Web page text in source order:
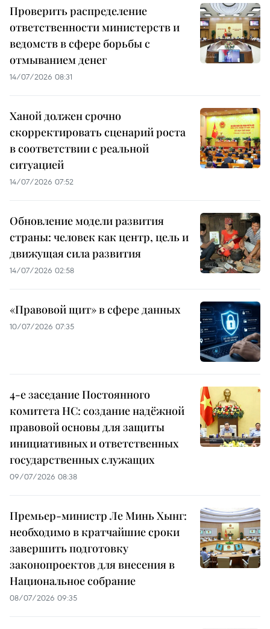
Проверить распределение
ответственности министерств и
ведомств в сфере борьбы с
отмыванием денег
14/07/2026 08:31
Ханой должен срочно
скорректировать сценарий роста
в соответствии с реальной
ситуацией
14/07/2026 07:52
Обновление модели развития
страны: человек как центр, цель и
движущая сила развития
14/07/2026 02:58
«Правовой щит» в сфере данных
10/07/2026 07:35
4-е заседание Постоянного
комитета НС: создание надёжной
правовой основы для защиты
инициативных и ответственных
государственных служащих
09/07/2026 08:38
Премьер-министр Ле Минь Хынг:
необходимо в кратчайшие сроки
завершить подготовку
законопроектов для внесения в
Национальное собрание
08/07/2026 09:35